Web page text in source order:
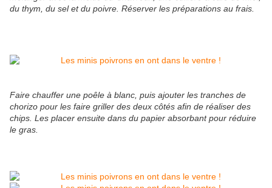
du thym, du sel et du poivre. Réserver les préparations au frais.
Faire chauffer une poêle à blanc, puis ajouter les tranches de
chorizo pour les faire griller des deux côtés afin de réaliser des
chips. Les placer ensuite dans du papier absorbant pour réduire
le gras.